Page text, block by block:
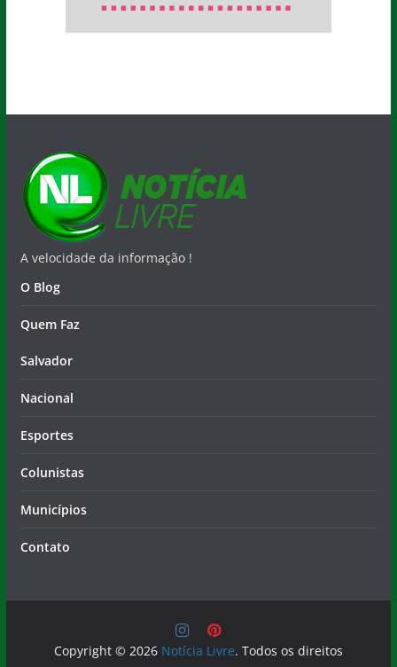
A velocidade da informação !
O Blog
Quem Faz
Salvador
Nacional
Esportes
Colunistas
Municípios
Contato
Copyright © 2026 Notícia Livre. Todos os direitos